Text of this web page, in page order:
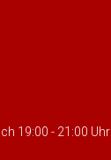
19:00 - 21:00 Uhr